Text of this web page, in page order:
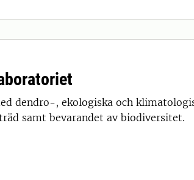
dendro-, ekologiska och
samt bevarandet av biodiversitet.